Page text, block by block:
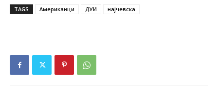
TAGS Американци ДУИ најчевска